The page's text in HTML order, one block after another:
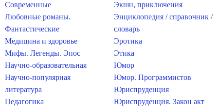
Современные
Любовные романы.
Фантастические
Медицина и здоровье
Мифы. Легенды. Эпос
Научно-образовательная
Научно-популярная
литература
Педагогика
Экшн, приключения
Энциклопедия / справочник /
словарь
Эротика
Этика
Юмор
Юмор. Программистов
Юриспруденция
Юриспруденция. Закон акт